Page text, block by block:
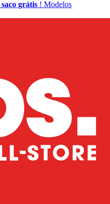
saco grátis ! Modelos